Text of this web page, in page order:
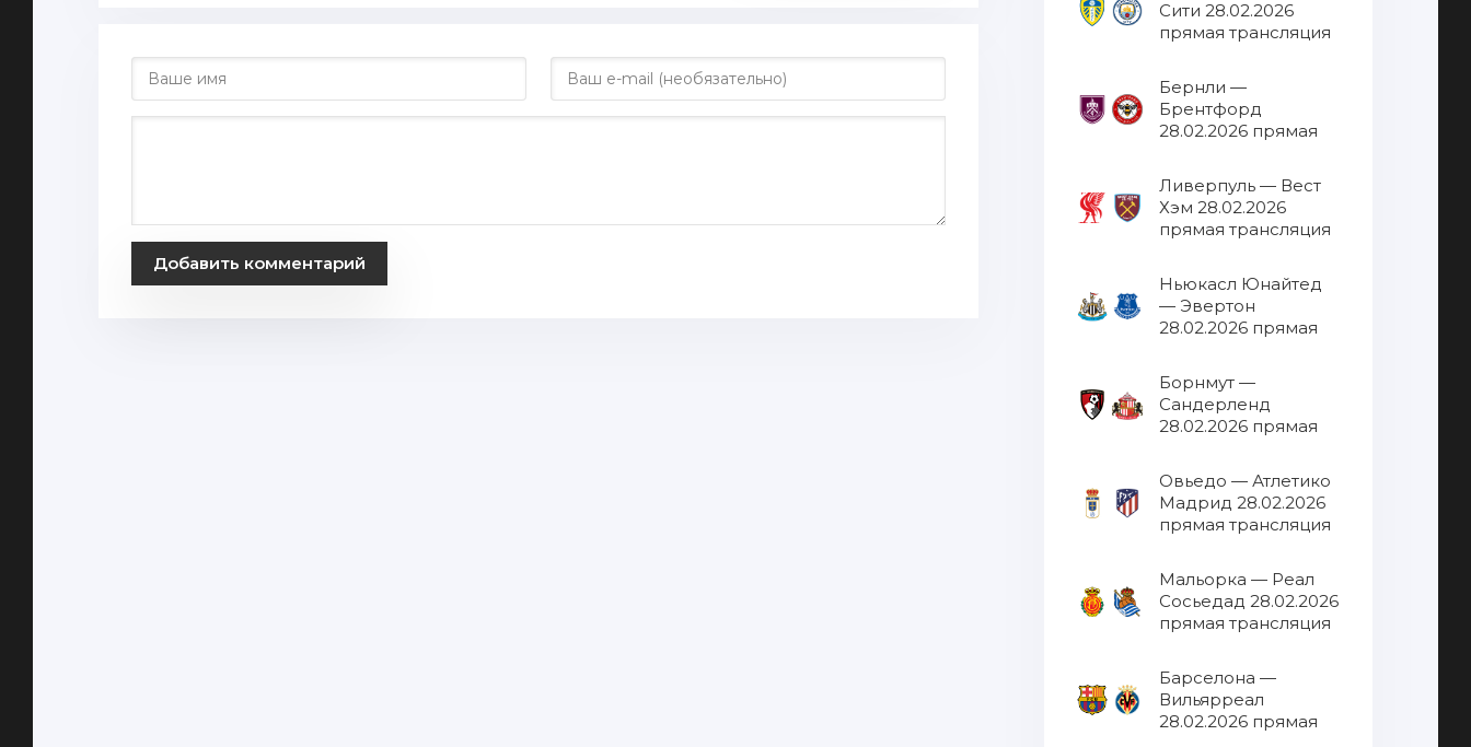
Добавить комментарий
Сити 28.02.2026
прямая трансляция
Бернли —
Брентфорд
28.02.2026 прямая
Ливерпуль — Вест
Хэм 28.02.2026
прямая трансляция
Ньюкасл Юнайтед
— Эвертон
28.02.2026 прямая
Борнмут —
Сандерленд
28.02.2026 прямая
Овьедо — Атлетико
Мадрид 28.02.2026
прямая трансляция
Мальорка — Реал
Сосьедад 28.02.2026
прямая трансляция
Барселона —
Вильярреал
28.02.2026 прямая